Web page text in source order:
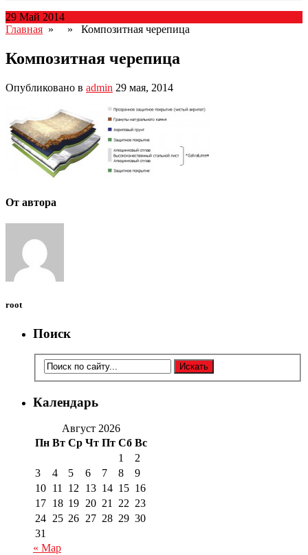
29 Май 2014
Главная » » Композитная черепица
Композитная черепица
Опубликовано в admin 29 мая, 2014
От автора
root
Поиск
Календарь
Август 2026
Пн Вт Ср Чт Пт Сб Вс
1
2
3
4 5 6 7 8
9
10 11 12 13 14 15 16
17 18 19 20 21 22 23
24 25 26 27 28 29 30
31
« Мар